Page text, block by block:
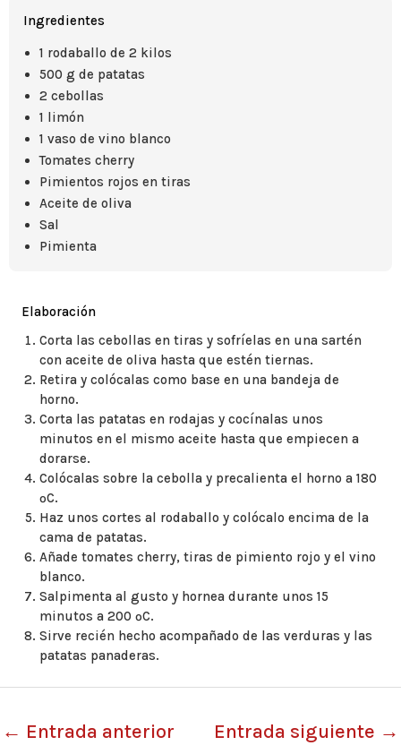
Ingredientes
1 rodaballo de 2 kilos
500 g de patatas
2 cebollas
1 limón
1 vaso de vino blanco
Tomates cherry
Pimientos rojos en tiras
Aceite de oliva
Sal
Pimienta
Elaboración
Corta las cebollas en tiras y sofríelas en una sartén
con aceite de oliva hasta que estén tiernas.
Retira y colócalas como base en una bandeja de
horno.
Corta las patatas en rodajas y cocínalas unos
minutos en el mismo aceite hasta que empiecen a
dorarse.
Colócalas sobre la cebolla y precalienta el horno a 180
ºC.
Haz unos cortes al rodaballo y colócalo encima de la
cama de patatas.
Añade tomates cherry, tiras de pimiento rojo y el vino
blanco.
Salpimenta al gusto y hornea durante unos 15
minutos a 200 ºC.
Sirve recién hecho acompañado de las verduras y las
patatas panaderas.
← Entrada anterior Entrada siguiente →